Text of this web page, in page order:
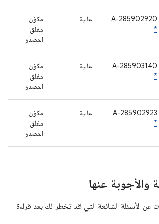
A-285902920
*
عالية
مكوّن
مغلق
المصدر
A-285903140
*
عالية
مكوّن
مغلق
المصدر
A-285902923
*
عالية
مكوّن
مغلق
المصدر
والأجوبة عنها
عن الأسئلة الشائعة التي قد تخطر لك بعد قراءة